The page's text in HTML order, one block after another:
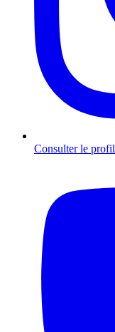
Consulter le profil